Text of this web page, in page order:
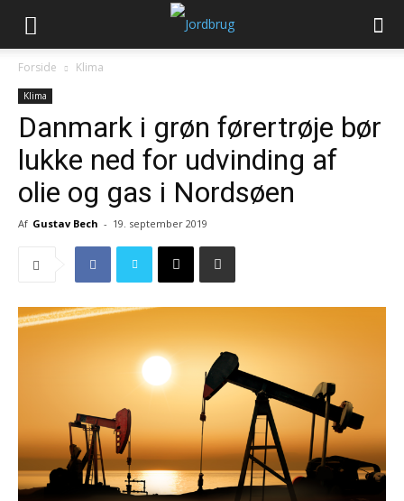
Forside Klima
Klima
Danmark i grøn førertrøje bør
lukke ned for udvinding af
olie og gas i Nordsøen
Af Gustav Bech - 19. september 2019